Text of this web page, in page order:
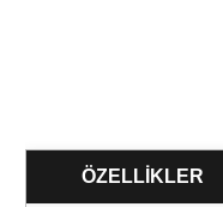
ÖZELLIKLER